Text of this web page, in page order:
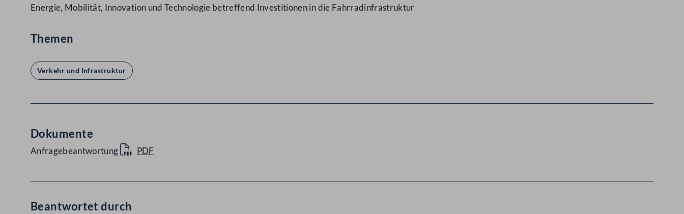
Energie, Mobilität, Innovation und Technologie betreffend Investitionen in die Fahrradinfrastruktur
Themen
Verkehr und Infrastruktur
Dokumente
Anfragebeantwortung PDF
Beantwortet durch